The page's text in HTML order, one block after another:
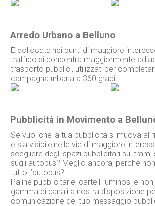
Arredo Urbano a Belluno
È collocata nei punti di maggiore
traffico si concentra maggiormente
trasporto pubblici, utilizzati per
campagna urbana a 360 gradi.
Pubblicità in Movimento a
Se vuoi che la tua pubblicità si muova al
e sia visibile nelle vie di maggiore
scegliere degli spazi pubblicitari sui tram,
sugli autobus? Meglio ancora, perchè
tutto l’autobus?
Paline pubblicitarie, cartelli luminosi e
gamma di canali a nostra disposizione
comunicazione del tuo messaggio